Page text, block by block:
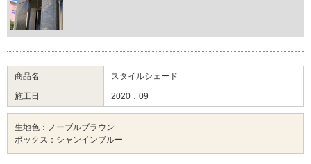
商品名 スタイルシェード
施工日 2020．09
生地色：ノーブルブラウン
ボックス：シャンインブルー